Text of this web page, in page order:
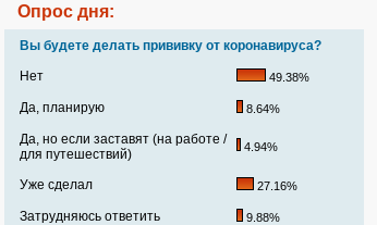
Опрос дня:
Вы будете делать прививку от коронавируса?
Нет
49.38%
Да, планирую 8.64%
Да, но если заставят (на работе /
для путешествий)
4.94%
Уже сделал 27.16%
Затрудняюсь ответить 9.88%